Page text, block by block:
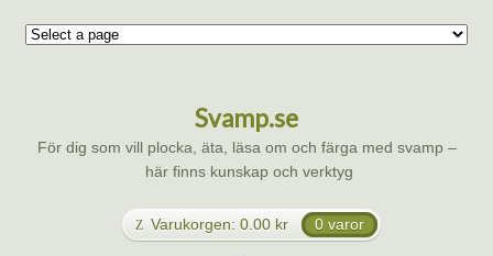
Svamp.se
För dig som vill plocka, äta, läsa om och färga med svamp –
här finns kunskap och verktyg
Varukorgen: 0.00 kr 0 varor